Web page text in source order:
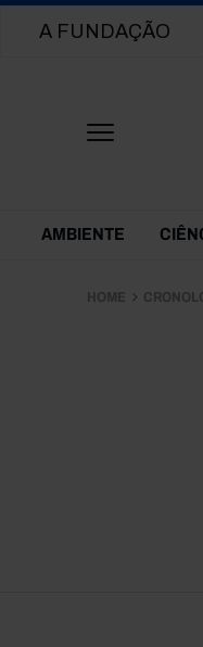
MainA FUNDAÇÃO
Themes
AMBIENTE
HOME